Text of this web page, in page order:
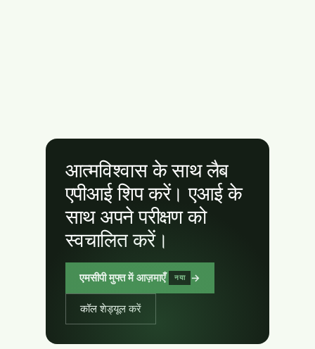
आत्मविश्वास के साथ लैब
एपीआई शिप करें। एआई के
साथ अपने परीक्षण को
स्वचालित करें।
एमसीपी मुफ्त में आज़माएँ नया →
कॉल शेड्यूल करें